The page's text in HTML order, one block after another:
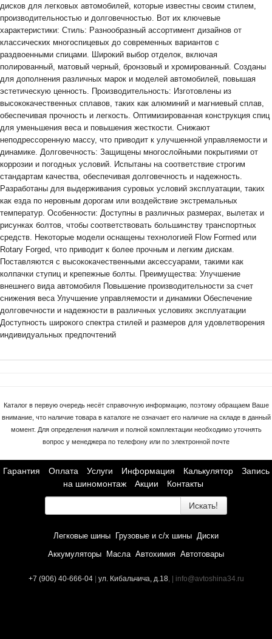
дисков для легковых автомобилей, которые известны своим стилем,
производительностью и долговечностью. Вот их ключевые
характеристики: Стиль: Разнообразный ассортимент дизайнов от
классических многоспицевых до современных вариантов с
раздвоенными спицами. Широкий выбор отделок, включая
полированный, матовый черный, бронзовый и хромированный. Созданы
для дополнения различных марок и моделей автомобилей, повышая
эстетическую ценность. Производительность: Изготовлены из
высококачественных сплавов, таких как алюминий и магниевый сплав,
обеспечивая прочность и легкость. Оптимизированная конструкция спиц
для уменьшения веса и повышения жесткости. Снижают
неподрессоренную массу, что приводит к улучшенной управляемости и
динамике. Долговечность: Защищены многослойными покрытиями от
коррозии и погодных условий. Испытаны на соответствие строгим
стандартам качества, обеспечивая долговечность и надежность.
Разработаны для выдерживания суровых условий эксплуатации, таких
как езда по неровным дорогам или воздействие экстремальных
температур. Особенности: Доступны в различных размерах, вылетах и
рисунках болтов, чтобы соответствовать большинству транспортных
средств. Некоторые модели оснащены технологией Flow Formed или
Rotary Forged, что приводит к более прочным и легким дискам.
Поставляются с высококачественными аксессуарами, такими как
колпачки ступиц и крепежные болты. Преимущества: Улучшение
внешнего вида автомобиля Повышение производительности за счет
снижения веса Улучшение управляемости и динамики Обеспечение
долговечности и надежности в различных условиях эксплуатации
Доступность широкого спектра стилей и размеров для удовлетворения
индивидуальных предпочтений
Каталог в первую очередь несёт справочную информацию, поэтому обращаем Ваше
внимание, что наличие товара в каталоге не означает его наличие на складе в данный
момент. Для определения наличия и полной комплектации необходимо уточнять
вопрос у менеджера по телефону или по электронной почте
Гарантия Оплата Услуги Информация Калькулятор
Запись
на шиномонтаж
Акции Контакты
Искать!
Легковые шины Грузовые и с/х шины Диски
Аккумуляторы
Масла Автохимия Автотовары
+7 (906) 40-666-04 | ул. Кибальчича, д.18, | info@avtoshina34.ru